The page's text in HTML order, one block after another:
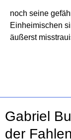
noch seine
Einheimischen
äußerst
Gabriel
der Fahlen